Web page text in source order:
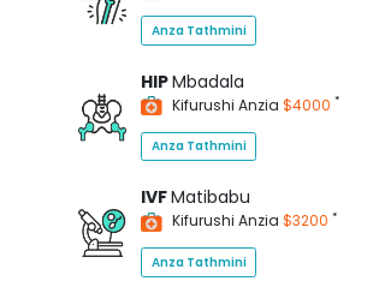
Anza Tathmini
HIPMbadala
Kifurushi Anzia $4000 *
Anza Tathmini
IVFMatibabu
Kifurushi Anzia $3200 *
Anza Tathmini